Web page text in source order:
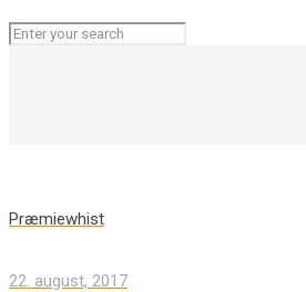
Præmiewhist
22. august, 2017